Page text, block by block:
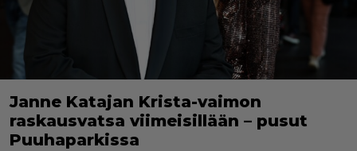
Janne Katajan Krista-vaimon
raskausvatsa viimeisillään – pusut
Puuhaparkissa